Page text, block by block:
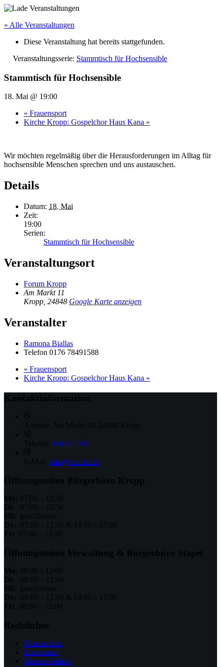
« Alle Veranstaltungen
Diese Veranstaltung hat bereits stattgefunden.
Veranstaltungsserie: Stammtisch für Hochsensible
Stammtisch für Hochsensible
18. Mai @ 19:00
« Frauensport
Kirche Kropp: Gospelchor Haus Kana »
Wir möchten regelmäßig über die Herausforderungen im Alltag für
hochsensible Menschen sprechen und uns austauschen.
Details
Datum: 18. Mai
Zeit:
19:00
Serien:
Stammtisch für Hochsensible
Veranstaltungsort
Forum Kropp
Am Markt 11
Kropp 24848 Google Karte anzeigen
Veranstalter
Ramona Biallas
Telefon 0176 78491588
« Frauensport
Kirche Kropp: Gospelchor Haus Kana »
Kontaktinformation
Adresse: Am Markt 10, 24848 Kropp
Telefon: 04624 72-0
E-Mail: info@amt-ks.de
Öffnungszeiten Bürgerbüro Kropp
Mo:
07:00 – 12:30
Di:
07:00 – 12:30
Mi:
geschlossen
Do:
07:00 – 12:30 & 14:00 – 17:00
Fr:
07:00 – 12:30
Öffnungszeiten Verwaltung & Bürgerbüro Stapel
Mo: 08:00 – 12:00
Di:
08:00 – 12:00
Mi:
geschlossen
Do:
08:00 – 12:00 & 14:00 – 17:00
Fr:
08:00 – 12:00
Rechtliches
Datenschutz
Impressum
Barrierefreiheit